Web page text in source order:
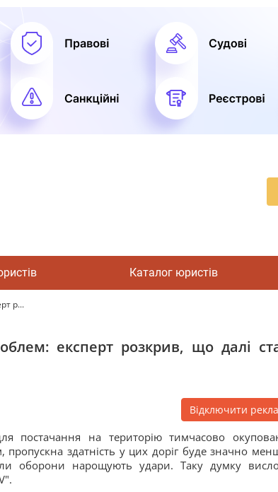
Каталог юристів
р...
експерт розкрив, що далі
Відключити
постачання на територію тимчасово
пропускна здатність у цих доріг буде значно
оборони нарощують удари. Таку думку